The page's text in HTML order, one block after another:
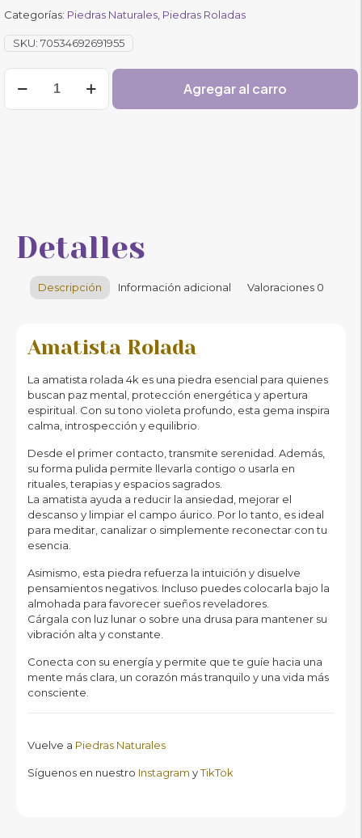
original
era:
actual
Categorías: Piedras Naturales Piedras Roladas
SKU: 70534692691955
Rolada
Agregar al carro
Detalles
Descripción Información adicional Valoraciones 0
Amatista Rolada
La amatista rolada 4k es una piedra esencial para quienes
buscan paz mental, protección energética y apertura
espiritual. Con su tono violeta profundo, esta gema inspira
calma, introspección y equilibrio.
Desde el primer contacto, transmite serenidad. Además,
su forma pulida permite llevarla contigo o usarla en
rituales, terapias y espacios sagrados.
La amatista ayuda a reducir la ansiedad, mejorar el
descanso y limpiar el campo áurico. Por lo tanto, es ideal
para meditar, canalizar o simplemente reconectar con tu
esencia.
Asimismo, esta piedra refuerza la intuición y disuelve
pensamientos negativos. Incluso puedes colocarla bajo la
almohada para favorecer sueños reveladores.
Cárgala con luz lunar o sobre una drusa para mantener su
vibración alta y constante.
Conecta con su energía y permite que te guíe hacia una
mente más clara, un corazón más tranquilo y una vida más
consciente.
Vuelve a Piedras Naturales
Síguenos en nuestro Instagram yTikTok